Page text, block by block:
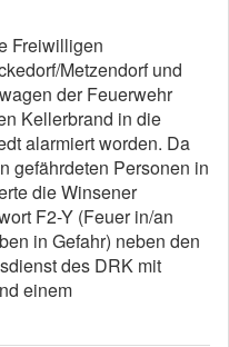
Freiwilligen
Metzendorf und
der Feuerwehr
Kellerbrand in die
alarmiert worden. Da
gefährdeten Personen in
die Winsener
F2-Y (Feuer in/an
in Gefahr) neben den
des DRK mit
einem